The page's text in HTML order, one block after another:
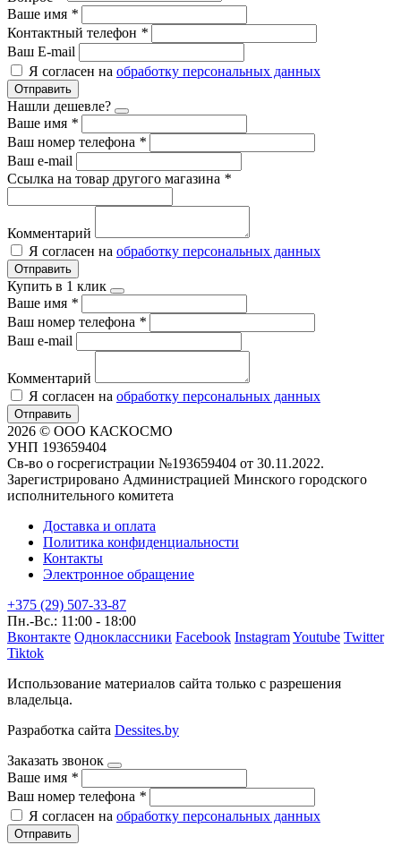
Ваше имя *
Контактный телефон *
Ваш E-mail
Я согласен на обработку персональных данных
Отправить
Нашли дешевле?
Ваше имя *
Ваш номер телефона *
Ваш e-mail
Ссылка на товар другого магазина *
Комментарий
Я согласен на обработку персональных данных
Отправить
Купить в 1 клик
Ваше имя *
Ваш номер телефона *
Ваш e-mail
Комментарий
Я согласен на обработку персональных данных
Отправить
2026 © ООО КАСКОСМО
УНП 193659404
Св-во о госрегистрации №193659404 от 30.11.2022.
Зарегистрировано Администрацией Минского городского
исполнительного комитета
Доставка и оплата
Политика конфиденциальности
Контакты
Электронное обращение
+375 (29) 507-33-87
Пн.-Вс.: 11:00 - 18:00
Вконтакте Одноклассники Facebook InstagramYoutube Twitter
Tiktok
Использование материалов сайта только с разрешения
владельца.
Разработка сайта Dessites.by
Заказать звонок
Ваше имя *
Ваш номер телефона *
Я согласен на обработку персональных данных
Отправить